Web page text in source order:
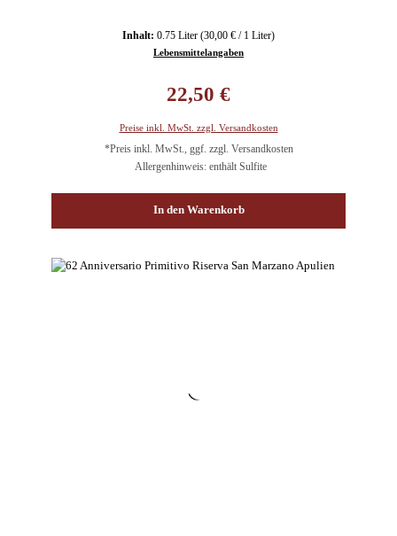
Inhalt: 0.75 Liter (30,00 € / 1 Liter)
Lebensmittelangaben
22,50 €
Preise inkl. MwSt. zzgl. Versandkosten
*Preis inkl. MwSt., ggf. zzgl. Versandkosten
Allergenhinweis: enthält Sulfite
In den Warenkorb